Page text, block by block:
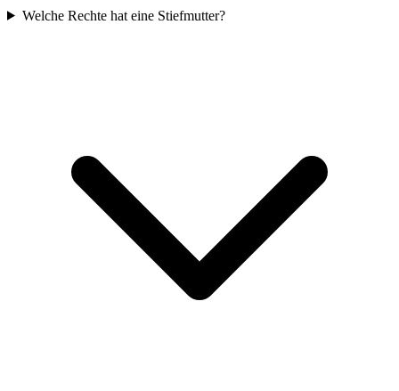
Welche Rechte hat eine Stiefmutter?